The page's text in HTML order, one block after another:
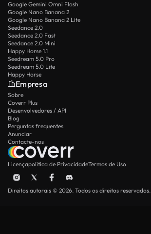
Google Gemini Omni Flash
Google Nano Banana 2
Google Nano Banana 2 Lite
Seedance 2.0
Seedance 2.0 Fast
Seedance 2.0 Mini
Happy Horse 1.1
Seedream 5.0 Pro
Seedream 5.0 Lite
Happy Horse
Empresa
Sobre
Coverr Plus
Desenvolvedores / API
Blog
Perguntas frequentes
Anunciar
Contacte-nos
Licençapolítica de PrivacidadeTermos de Uso
Direitos autorais © 2026. Todos os direitos reservados.